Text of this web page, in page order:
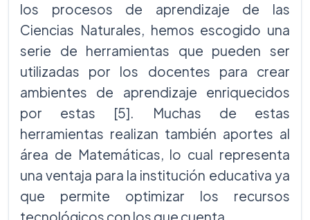
los procesos de aprendizaje de las
Ciencias Naturales, hemos escogido una
serie de herramientas que pueden ser
utilizadas por los docentes para crear
ambientes de aprendizaje enriquecidos
por estas [5]. Muchas de estas
herramientas realizan también aportes al
área de Matemáticas, lo cual representa
una ventaja para la institución educativa ya
que permite optimizar los recursos
tecnológicos con los que cuenta.